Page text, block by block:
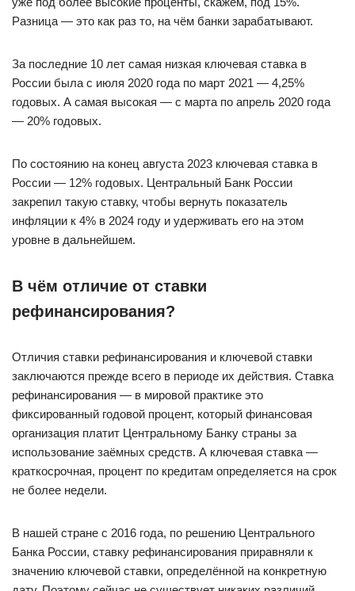
Разница — это как раз то, на чём банки зарабатывают.
За последние 10 лет самая низкая ключевая ставка в
России была с июля 2020 года по март 2021 — 4,25%
годовых. А самая высокая — с марта по апрель 2020 года
— 20% годовых.
По состоянию на конец августа 2023 ключевая ставка в
России — 12% годовых. Центральный Банк России
закрепил такую ставку, чтобы вернуть показатель
инфляции к 4% в 2024 году и удерживать его на этом
уровне в дальнейшем.
В чём отличие от ставки
рефинансирования?
Отличия ставки рефинансирования и ключевой ставки
заключаются прежде всего в периоде их действия. Ставка
рефинансирования — в мировой практике это
фиксированный годовой процент, который финансовая
организация платит Центральному Банку страны за
использование заёмных средств. А ключевая ставка —
краткосрочная, процент по кредитам определяется на срок
не более недели.
В нашей стране с 2016 года, по решению Центрального
Банка России, ставку рефинансирования приравняли к
значению ключевой ставки, определённой на конкретную